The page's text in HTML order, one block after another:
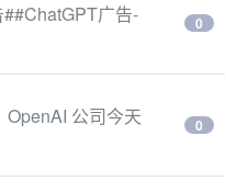
##ChatGPT广告-
0
OpenAI 公司今天
0